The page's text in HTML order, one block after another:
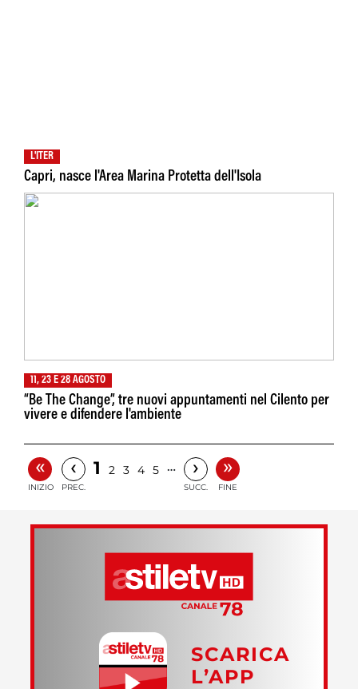
L'ITER
Capri, nasce l'Area Marina Protetta dell'Isola
11, 23 E 28 AGOSTO
“Be The Change”, tre nuovi appuntamenti nel Cilento per
vivere e difendere l'ambiente
«
INIZIO
‹
PREC.
1 2 3 4 5 … ›
SUCC.
»
FINE
SCARICA
L’APP